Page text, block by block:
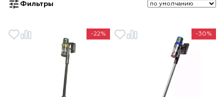
Фильтры
-22% -30%